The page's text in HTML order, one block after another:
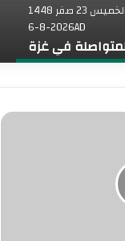
الخميس 23 صفر 1448AH
6-8-2026AD
و